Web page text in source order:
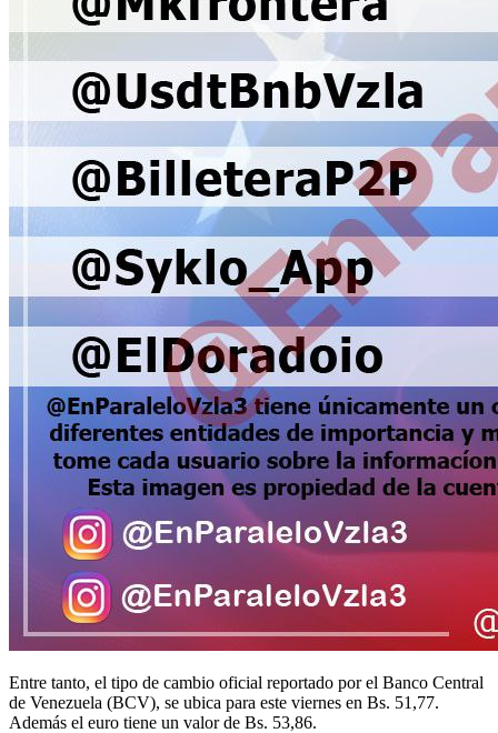
Entre tanto, el tipo de cambio oficial reportado por el Banco Central
de Venezuela (BCV), se ubica para este viernes en Bs. 51,77.
Además el euro tiene un valor de Bs. 53,86.